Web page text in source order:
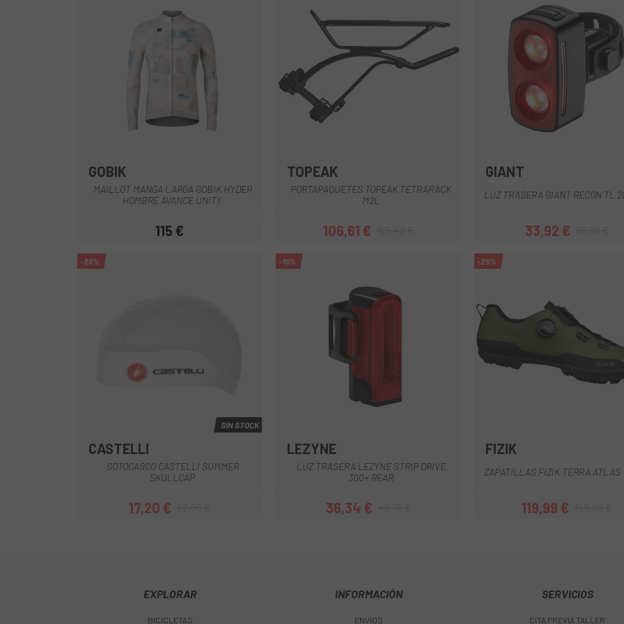
GOBIK
MAILLOT MANGA LARGA GOBIK HYDER
HOMBRE AVANCE UNITY
Precio
115 €
TOPEAK
PORTAPAQUETES TOPEAK TETRARACK
M2L
Precio
106,61 €Precio regular
GIANT
LUZ TRASERA GIANT RECON TL
Precio
33,92 €Precio regular
-25%
SIN STOCK
CASTELLI
SOTOCASCO CASTELLI SUMMER
SKULLCAP
Precio
17,20 €Precio regular
-15%
LEZYNE
LUZ TRASERA LEZYNE STRIP DRIVE
300+ REAR
Precio
36,34 €Precio regular
-25%
FIZIK
ZAPATILLAS FIZIK TERRA ATLAS
Precio
119,99 €Precio regular
EXPLORAR
BICICLETAS
INFORMACIÓN
ENVIOS
SERVICIOS
CITA PREVIA TALLER